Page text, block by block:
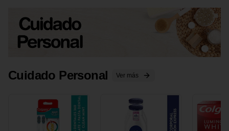
Cuidado Personal Ver más